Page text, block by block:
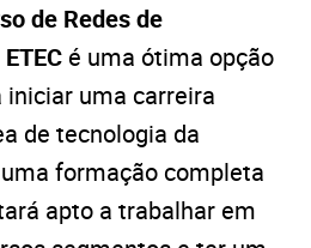
de Redes de
é uma ótima opção
iniciar uma carreira
de tecnologia da
formação completa
apto a trabalhar em